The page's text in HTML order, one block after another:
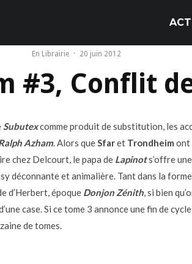
En Librairie · 20 juin 2012
#3, Conflit
Subutexcomme produit de substitution, les
Azham. Alors queSfaret Trondheim ont
chez Delcourt, le papa de Lapinots’offre une
déconnante et animalière. Tant dans la
d’Herbert, époque Donjon Zénith, si bien
case. Si ce tome 3 annonce une fin de
de tomes.